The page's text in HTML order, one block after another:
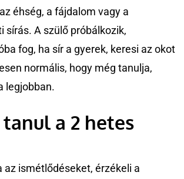
éhség, a fájdalom vagy a
sírás. A szülő próbálkozik,
fog, ha sír a gyerek, keresi az okot
normális, hogy még tanulja,
legjobban.
a 2 hetes
az ismétlődéseket, érzékeli a